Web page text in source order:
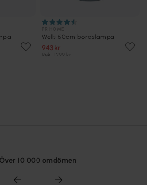
Wells 50cm bordslampa
943 kr
Rek. 1 299 kr
Över 10 000 omdömen